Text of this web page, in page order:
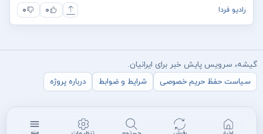
رادیو فردا ۰ ۰
گیشه، سرویس پایش خبر برای ایرانیان.
سیاست حفظ حریم خصوصی
شرایط و ضوابط درباره پروژه